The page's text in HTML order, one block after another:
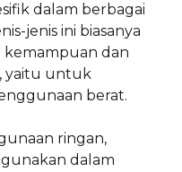
dalam berbagai
jenis ini biasanya
kemampuan dan
yaitu untuk
berat.
ringan,
dalam